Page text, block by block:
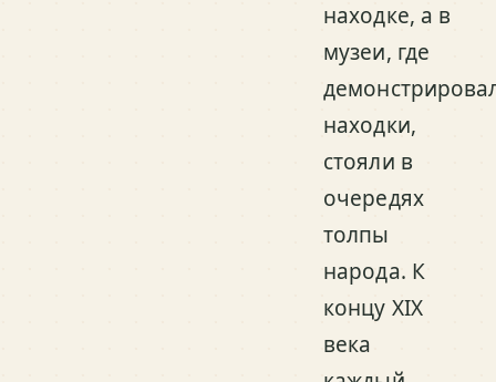
находке, а в
музеи, где
находки,
стояли в
очередях
толпы
народа. К
концу XIX
века